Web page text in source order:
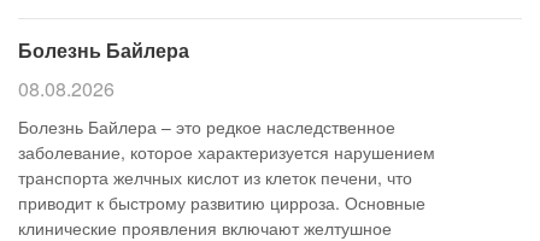
Болезнь Байлера
08.08.2026
Болезнь Байлера – это редкое наследственное
заболевание, которое характеризуется нарушением
транспорта желчных кислот из клеток печени, что
приводит к быстрому развитию цирроза. Основные
клинические проявления включают желтушное